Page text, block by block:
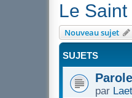
Le
Nouveau sujet
SUJETS
par